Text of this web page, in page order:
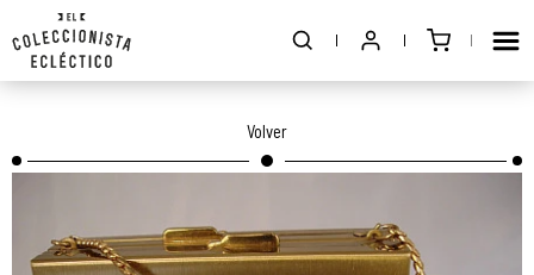
Volver